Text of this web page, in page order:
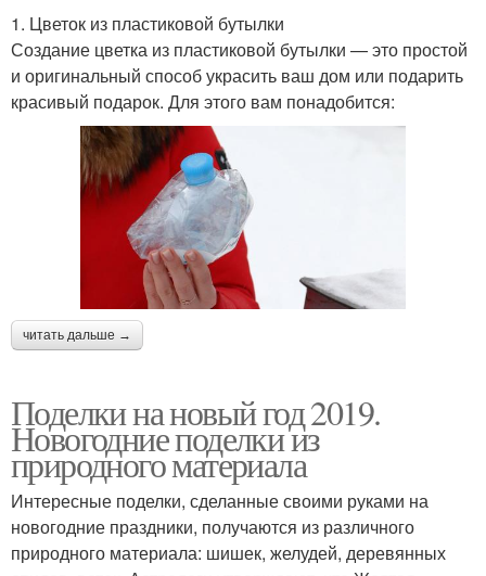
1. Цветок из пластиковой бутылки
Создание цветка из пластиковой бутылки — это простой
и оригинальный способ украсить ваш дом или подарить
красивый подарок. Для этого вам понадобится:
читать дальше →
Поделки на новый год 2019.
Новогодние поделки из
природного материала
Интересные поделки, сделанные своими руками на
новогодние праздники, получаются из различного
природного материала: шишек, желудей, деревянных